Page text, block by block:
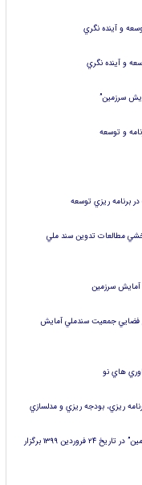
و آينده نگري
و آينده نگري
سرزمين”
و توسعه
برنامه ريزي توسعه
مطالعات تدوين سند ملي
سرزمين
فضايي جمعيت سندملي آمايش
هاي نو
ريزي، بودجه ريزي و مدلسازي
جلسه نظارت “مطالعات بخش آب سند ملي آمايش سرزمين” در تاريخ ۲۴ فروردين ۱۳۹۹ برگزار